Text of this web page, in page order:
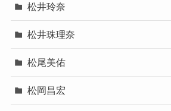
松井玲奈
松井珠理奈
松尾美佑
松岡昌宏